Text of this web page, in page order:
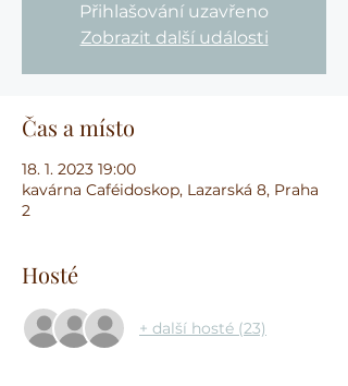
Přihlašování uzavřeno
Zobrazit další události
Čas a místo
18. 1. 2023 19:00
kavárna Caféidoskop, Lazarská 8, Praha
2
Hosté
+ další hosté (23)